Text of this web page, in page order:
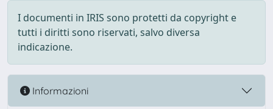
I documenti in IRIS sono protetti da copyright e
tutti i diritti sono riservati, salvo diversa
indicazione.
Informazioni